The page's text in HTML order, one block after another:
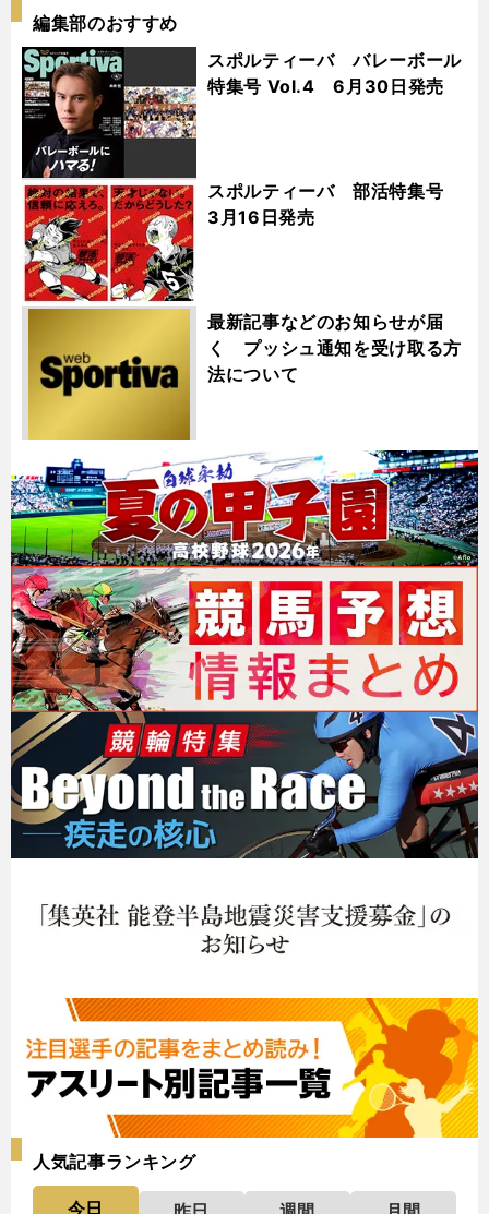
編集部のおすすめ
スポルティーバ バレーボール
特集号 Vol.4 6月30日発売
スポルティーバ 部活特集号
3月16日発売
最新記事などのお知らせが届
く プッシュ通知を受け取る方
法について
人気記事ランキング
今日